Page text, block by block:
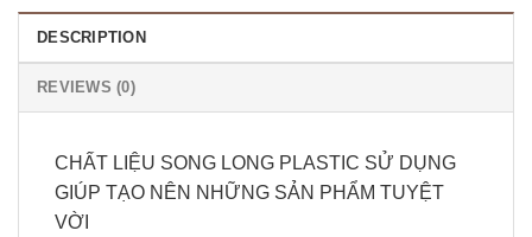
DESCRIPTION
REVIEWS (0)
CHẤT LIỆU SONG LONG PLASTIC SỬ DỤNG
GIÚP TẠO NÊN NHỮNG SẢN PHẨM TUYỆT
VỜI